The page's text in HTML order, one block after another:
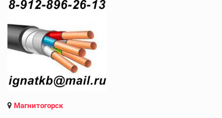
Магнитогорск